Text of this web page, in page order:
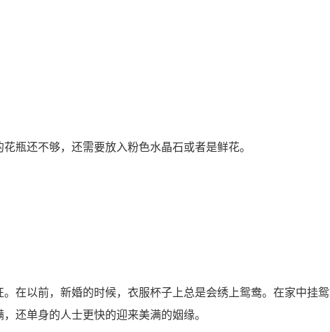
还不够，还需要放入粉色水晶石或者是鲜花。
以前，新婚的时候，衣服杯子上总是会绣上鸳鸯。在家中挂
还单身的人士更快的迎来美满的姻缘。